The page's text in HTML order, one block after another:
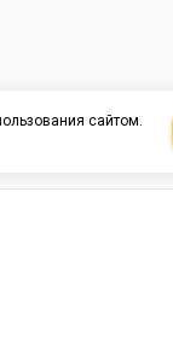
сайтом.